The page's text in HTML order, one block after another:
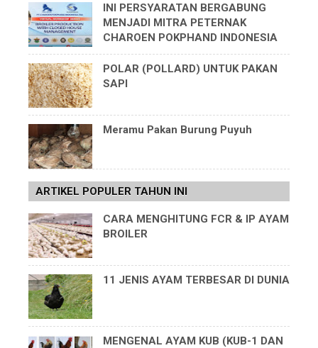
INI PERSYARATAN BERGABUNG
MENJADI MITRA PETERNAK
CHAROEN POKPHAND INDONESIA
POLAR (POLLARD) UNTUK PAKAN
SAPI
Meramu Pakan Burung Puyuh
ARTIKEL POPULER TAHUN INI
CARA MENGHITUNG FCR & IP AYAM
BROILER
11 JENIS AYAM TERBESAR DI DUNIA
MENGENAL AYAM KUB (KUB-1 DAN